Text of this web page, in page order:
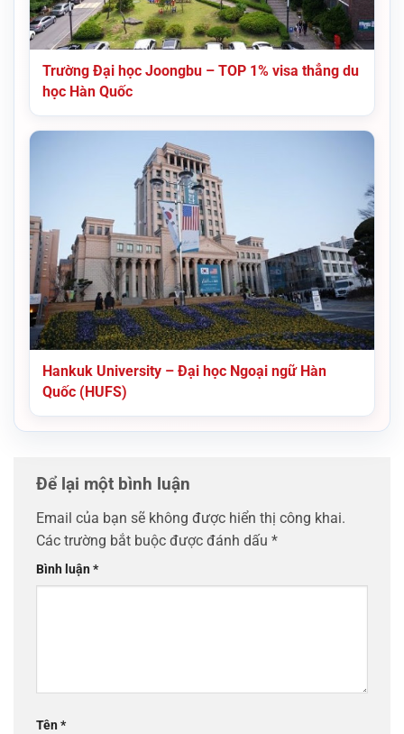
Trường Đại học Joongbu – TOP 1% visa thẳng du
học Hàn Quốc
Hankuk University – Đại học Ngoại ngữ Hàn
Quốc (HUFS)
Để lại một bình luận
Email của bạn sẽ không được hiển thị công khai.
Các trường bắt buộc được đánh dấu *
Bình luận*
Tên*